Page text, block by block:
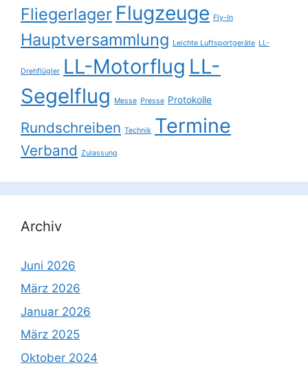
Fliegerlager Flugzeuge Fly-In
Hauptversammlung Leichte Luftsportgeräte LL-
Drehflügler LL-Motorflug LL-
Segelflug
Messe Presse Protokolle
Rundschreiben Technik Termine
Verband Zulassung
Archiv
Juni 2026
März 2026
Januar 2026
März 2025
Oktober 2024